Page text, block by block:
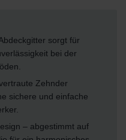
sorgt für
bei der
Zehnder
sichere und einfache
– abgestimmt auf